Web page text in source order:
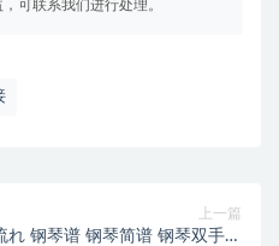
可联系我们进行处理。
上一篇
れ 钢琴谱 钢琴简谱 钢琴双手简